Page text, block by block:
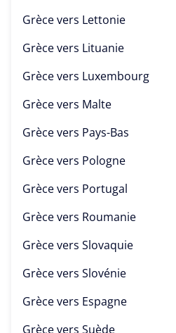
Grèce vers Lettonie
Grèce vers Lituanie
Grèce vers Luxembourg
Grèce vers Malte
Grèce vers Pays-Bas
Grèce vers Pologne
Grèce vers Portugal
Grèce vers Roumanie
Grèce vers Slovaquie
Grèce vers Slovénie
Grèce vers Espagne
Grèce vers Suède